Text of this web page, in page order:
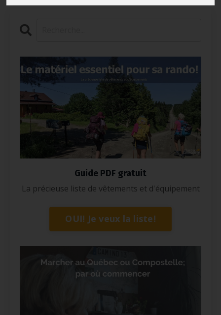
Guide PDF gratuit
La précieuse liste de vêtements et d'équipement
OUI! Je veux la liste!